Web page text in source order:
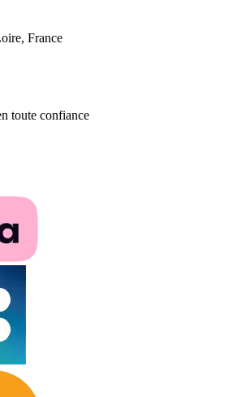
France
toute confiance